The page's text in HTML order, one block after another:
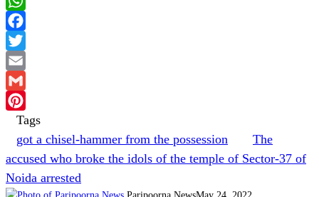
WhatsApp
Facebook
Twitter
Email
Gmail
Pinterest
Tags
got a chisel-hammer from the possession
The
accused who broke the idols of the temple of Sector-37 of
Noida arrested